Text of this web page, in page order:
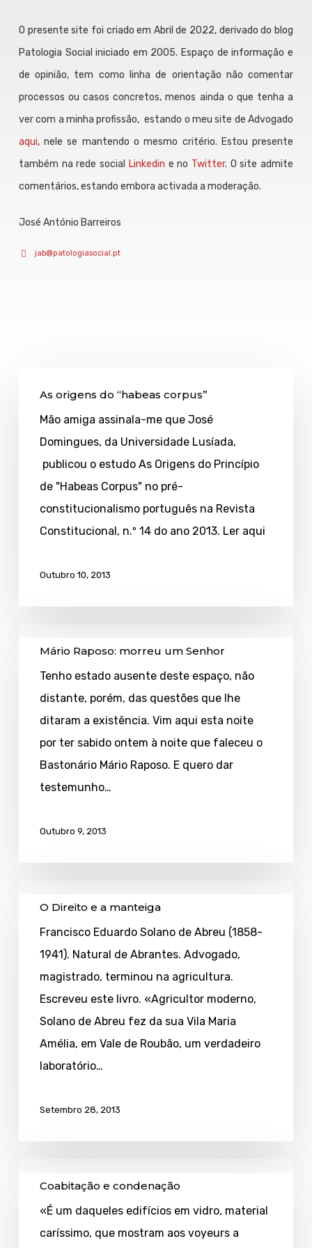
O presente site foi criado em Abril de 2022, derivado do blog
Patologia Social iniciado em 2005. Espaço de informação e
de opinião, tem como linha de orientação não comentar
processos ou casos concretos, menos ainda o que tenha a
ver com a minha profissão, estando o meu site de Advogado
aqui, nele se mantendo o mesmo critério. Estou presente
também na rede social
Linkedin e no Twitter. O site admite
comentários, estando embora activada a moderação.
José António Barreiros
jab@patologiasocial.pt
origens
“habeas
corpus”
As origens do “habeas corpus”
Mão amiga assinala-me que José
Domingues, da Universidade Lusíada,
publicou o estudo As Origens do Princípio
de "Habeas Corpus" no pré-
constitucionalismo português na Revista
Constitucional, n.º 14 do ano 2013. Ler aqui
Outubro 10, 2013
Raposo:
morreu
Senhor
Mário Raposo: morreu um Senhor
Tenho estado ausente deste espaço, não
distante, porém, das questões que lhe
ditaram a existência. Vim aqui esta noite
por ter sabido ontem à noite que faleceu o
Bastonário Mário Raposo. E quero dar
testemunho…
Outubro 9, 2013
Direito
manteiga
O Direito e a manteiga
Francisco Eduardo Solano de Abreu (1858-
1941). Natural de Abrantes. Advogado,
magistrado, terminou na agricultura.
Escreveu este livro. «Agricultor moderno,
Solano de Abreu fez da sua Vila Maria
Amélia, em Vale de Roubão, um verdadeiro
laboratório…
Setembro 28, 2013
condenação
Coabitação e condenação
«É um daqueles edifícios em vidro, material
caríssimo, que mostram aos voyeurs a